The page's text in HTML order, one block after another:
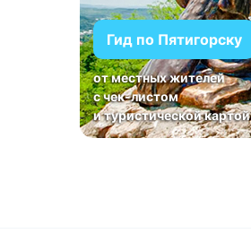
Гид по Пятигорску
от местных жителей
с чек-листом
и туристической картой